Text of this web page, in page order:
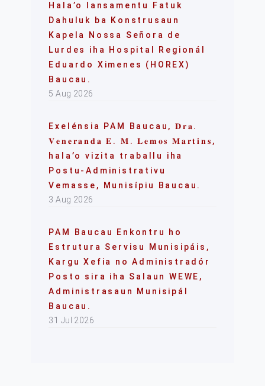
Hala’o lansamentu Fatuk
Dahuluk ba Konstrusaun
Kapela Nossa Señora de
Lurdes iha Hospital Regionál
Eduardo Ximenes (HOREX)
Baucau.
5 Aug 2026
Exelénsia PAM Baucau, 𝐃𝐫𝐚.
𝐕𝐞𝐧𝐞𝐫𝐚𝐧𝐝𝐚 𝐄. 𝐌. 𝐋𝐞𝐦𝐨𝐬 𝐌𝐚𝐫𝐭𝐢𝐧𝐬,
hala’o vizita traballu iha
Postu-Administrativu
Vemasse, Munisípiu Baucau.
3 Aug 2026
PAM Baucau Enkontru ho
Estrutura Servisu Munisipáis,
Kargu Xefia no Administradór
Posto sira iha Salaun WEWE,
Administrasaun Munisipál
Baucau.
31 Jul 2026